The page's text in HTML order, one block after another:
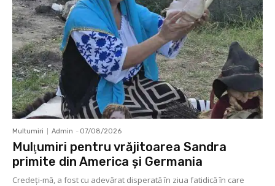
Multumiri Admin - 07/08/2026
Mulţumiri pentru vrăjitoarea Sandra
primite din America și Germania
Credeți-mă, a fost cu adevărat disperată în ziua fatidică în care